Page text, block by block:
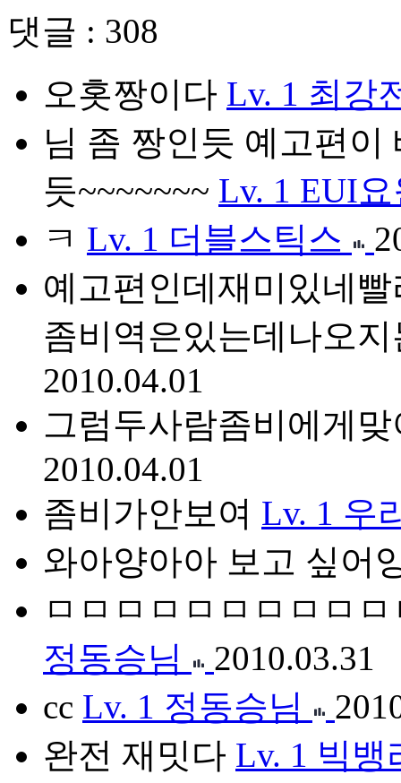
댓글 : 308
오홋짱이다 Lv. 1 최강
님 좀 짱인듯 예고편
듯~~~~~~~ Lv. 1 EUI요
ㅋ Lv. 1 더블스틱스
예고편인데재미있네
좀비역은있는데나오
2010.04.01
그럼두사람좀비에게
2010.04.01
좀비가안보여 Lv. 1 우
와아양아아 보고 싶어
ㅁㅁㅁㅁㅁㅁㅁㅁㅁ
정동승님
2010.03.31
cc Lv. 1 정동승님
완전 재밋다 Lv. 1 빅뱅